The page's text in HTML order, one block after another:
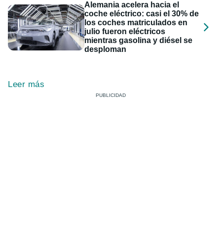
Alemania acelera hacia el
coche eléctrico: casi el 30% de
los coches matriculados en
julio fueron eléctricos
mientras gasolina y diésel se
desploman
Leer más